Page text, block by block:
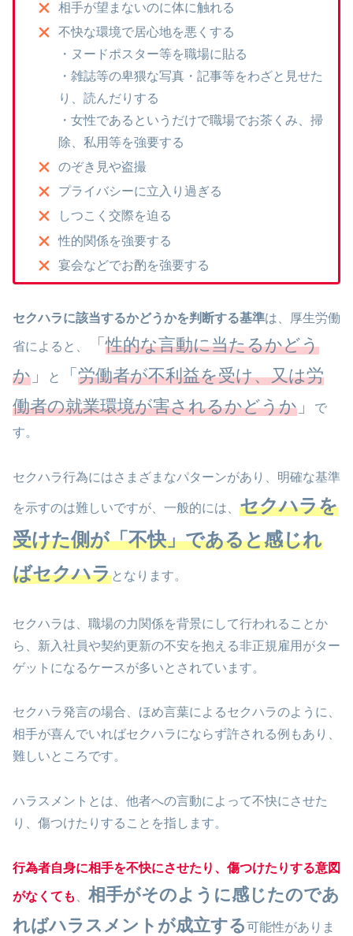
相手が望まないのに体に触れる
不快な環境で居心地を悪くする
・ヌードポスター等を職場に貼る
・雑誌等の卑猥な写真・記事等をわざと見せた
り、読んだりする
・女性であるというだけで職場でお茶くみ、掃
除、私用等を強要する
のぞき見や盗撮
プライバシーに立入り過ぎる
しつこく交際を迫る
性的関係を強要する
宴会などでお酌を強要する
セクハラに該当するかどうかを判断する基準は、厚生労働
省によると、 「性的な言動に当たるかどう
か 」 と 「 労働者が不利益を受け、又は労
働者の就業環境が害されるかどうか 」
で
す。
セクハラ行為にはさまざまなパターンがあり、明確な基準
を示すのは難しいですが、一般的には、 セクハラを
受けた側が「不快」であると感じれ
ばセクハラとなります。
セクハラは、職場の力関係を背景にして行われることか
ら、新入社員や契約更新の不安を抱える非正規雇用がター
ゲットになるケースが多いとされています。
セクハラ発言の場合、ほめ言葉によるセクハラのように、
相手が喜んでいればセクハラにならず許される例もあり、
難しいところです。
ハラスメントとは、他者への言動によって不快にさせた
り、傷つけたりすることを指します。
行為者自身に相手を不快にさせたり、傷つけたりする意図
がなくても
相手がそのように感じたのであ
ればハラスメントが成立する可能性がありま